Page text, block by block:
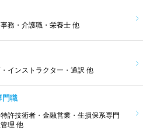
務・介護職・栄養士 他
インストラクター・通訳 他
門職
許技術者・金融営業・生損保系専門
理 他